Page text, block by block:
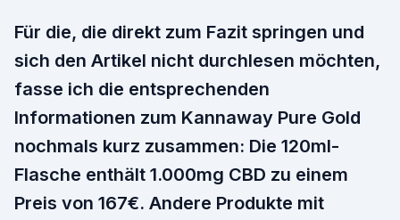
Für die, die direkt zum Fazit springen und
sich den Artikel nicht durchlesen möchten,
fasse ich die entsprechenden
Informationen zum Kannaway Pure Gold
nochmals kurz zusammen: Die 120ml-
Flasche enthält 1.000mg CBD zu einem
Preis von 167€. Andere Produkte mit